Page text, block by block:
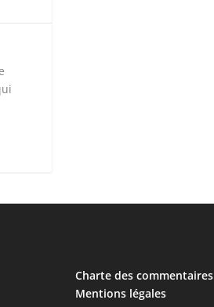
Charte des commentaires
Mentions légales